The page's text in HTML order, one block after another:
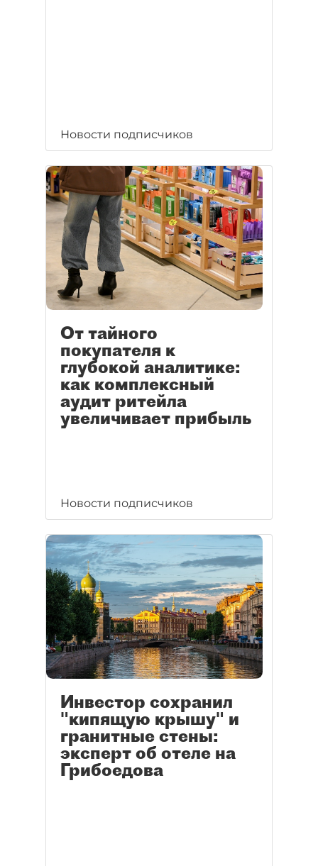
Новости подписчиков
От тайного
покупателя к
глубокой аналитике:
как комплексный
аудит ритейла
увеличивает прибыль
Новости подписчиков
Инвестор сохранил
"кипящую крышу" и
гранитные стены:
эксперт об отеле на
Грибоедова